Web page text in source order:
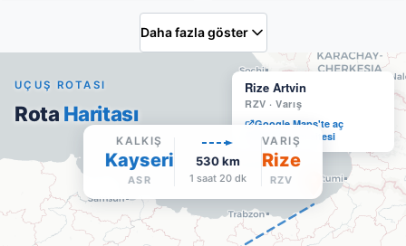
Daha fazla göster
Rize Artvin
RZV ·Varış
Google Maps'te aç
Havalimanı sitesi
UÇUŞ ROTASI
Rota Haritası
KALKIŞ
Kayseri
ASR
530km
1 saat 20 dk
VARIŞ
Rize
RZV